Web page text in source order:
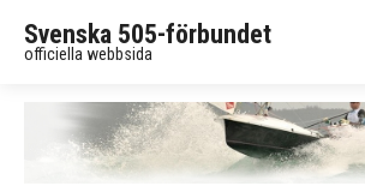
Svenska 505-förbundet
officiella webbsida